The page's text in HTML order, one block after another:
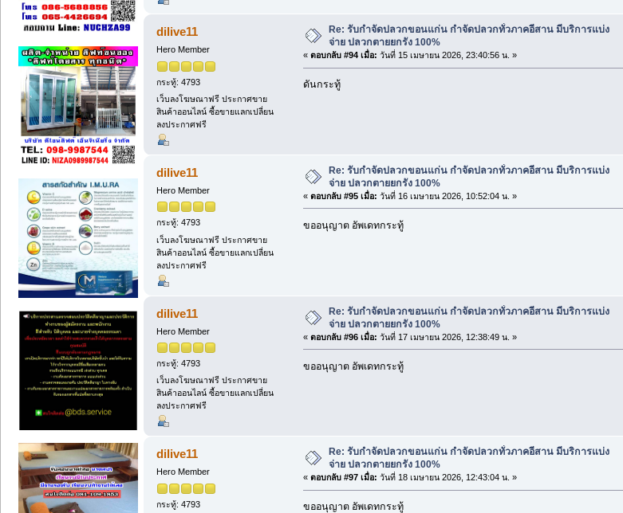
dilive11
Hero Member
กระทู้: 4793
เว็บลงโฆษณาฟรี ประกาศขาย
สินค้าออนไลน์ ซื้อขายแลกเปลี่ยน
ลงประกาศฟรี
Re: รับกำจัดปลวกขอนแก่น กำจัดปลวกทั่วภาคอีสาน มีบริการแบ่ง
จ่าย ปลวกตายยกรัง 100%
« ตอบกลับ #94 เมื่อ: วันที่ 15 เมษายน 2026, 23:40:56 น. »
ดันกระทู้
dilive11
Hero Member
กระทู้: 4793
เว็บลงโฆษณาฟรี ประกาศขาย
สินค้าออนไลน์ ซื้อขายแลกเปลี่ยน
ลงประกาศฟรี
Re: รับกำจัดปลวกขอนแก่น กำจัดปลวกทั่วภาคอีสาน มีบริการแบ่ง
จ่าย ปลวกตายยกรัง 100%
« ตอบกลับ #95 เมื่อ: วันที่ 16 เมษายน 2026, 10:52:04 น. »
ขออนุญาต อัพเดทกระทู้
dilive11
Hero Member
กระทู้: 4793
เว็บลงโฆษณาฟรี ประกาศขาย
สินค้าออนไลน์ ซื้อขายแลกเปลี่ยน
ลงประกาศฟรี
Re: รับกำจัดปลวกขอนแก่น กำจัดปลวกทั่วภาคอีสาน มีบริการแบ่ง
จ่าย ปลวกตายยกรัง 100%
« ตอบกลับ #96 เมื่อ: วันที่ 17 เมษายน 2026, 12:38:49 น. »
ขออนุญาต อัพเดทกระทู้
dilive11
Hero Member
กระทู้: 4793
Re: รับกำจัดปลวกขอนแก่น กำจัดปลวกทั่วภาคอีสาน มีบริการแบ่ง
จ่าย ปลวกตายยกรัง 100%
« ตอบกลับ #97 เมื่อ: วันที่ 18 เมษายน 2026, 12:43:04 น. »
ขออนุญาต อัพเดทกระทู้